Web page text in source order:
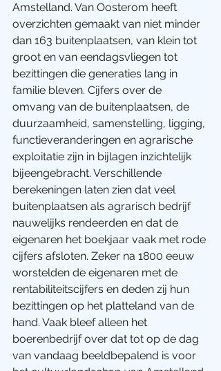
Amstelland. Van Oosterom heeft
overzichten gemaakt van niet minder
dan 163 buitenplaatsen, van klein tot
groot en van eendagsvliegen tot
bezittingen die generaties lang in
familie bleven. Cijfers over de
omvang van de buitenplaatsen, de
duurzaamheid, samenstelling, ligging,
functieveranderingen en agrarische
exploitatie zijn in bijlagen inzichtelijk
bijeengebracht. Verschillende
berekeningen laten zien dat veel
buitenplaatsen als agrarisch bedrijf
nauwelijks rendeerden en dat de
eigenaren het boekjaar vaak met rode
cijfers afsloten. Zeker na 1800 eeuw
worstelden de eigenaren met de
rentabiliteitscijfers en deden zij hun
bezittingen op het platteland van de
hand. Vaak bleef alleen het
boerenbedrijf over dat tot op de dag
van vandaag beeldbepalend is voor